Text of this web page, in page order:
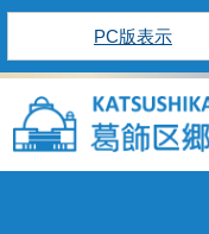
PC版表示